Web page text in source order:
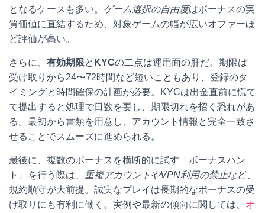
となるケースも多い。 ゲーム選択の自由度はボーナスの実
質価値に直結するため、対象ゲームの幅が広いオファーほ
ど評価が高い。
さらに、 有効期限と KYCの二点は運用面の肝だ。期限は
受け取りから24〜72時間など短いこともあり、登録のタ
イミングと時間確保の計画が必要。KYCは出金直前に慌て
て提出すると処理で日数を要し、期限切れを招く恐れがあ
る。最初から書類を用意し、アカウント情報と完全一致さ
せることでスムーズに進められる。
最後に、複数のボーナスを横断的に試す「ボーナスハン
ト」を行う際は、
重複アカウントやVPN利用の禁止など、
規約順守が大前提。誠実なプレイは長期的なボーナスの受
け取りにも有利に働く。実例や最新の傾向に関しては、 オ